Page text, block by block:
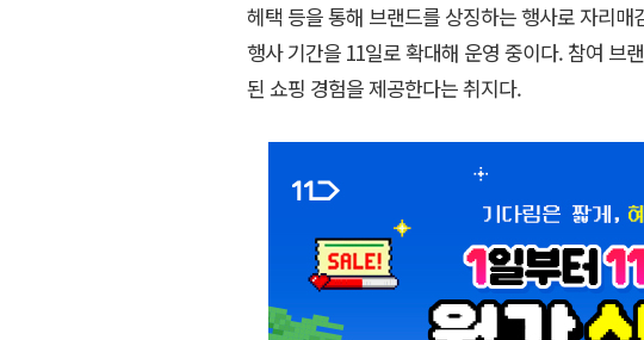
헤택 등을 통해 브랜드를 상징하는 행사로 자리매
행사 기간을 11일로 확대해 운영 중이다. 참여 브
된 쇼핑 경험을 제공한다는 취지다.